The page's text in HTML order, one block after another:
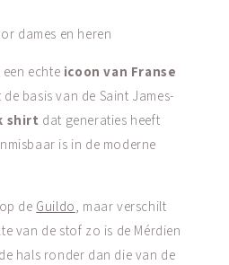
dames en heren
een echte icoon van Franse
basis van de Saint James-
shirt dat generaties heeft
is in de moderne
de Guildo, maar verschilt
van de stof zo is de Mérdien
hals ronder dan die van de